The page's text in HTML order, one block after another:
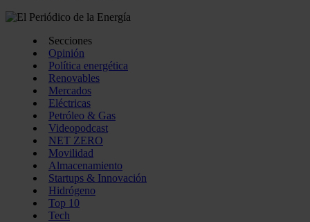
Secciones
Opinión
Política energética
Renovables
Mercados
Eléctricas
Petróleo & Gas
Videopodcast
NET ZERO
Movilidad
Almacenamiento
Startups & Innovación
Hidrógeno
Top 10
Tech